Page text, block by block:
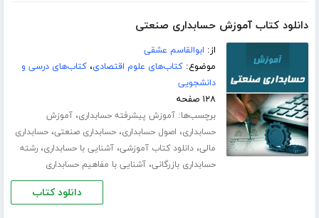
دانلود کتاب آموزش حسابداری صنعتی
از: ابوالقاسم عشقی
موضوع:کتاب‌های علوم اقتصادی،کتاب‌های درسی و
دانشجویی
۱۲۸ صفحه
برچسب‌ها:آموزش پیشرفته حسابداری،آموزش
حسابداری، اصول حسابداری،حسابداری صنعتی،حسابداری
مالی،دانلود کتاب آموزشی،آشنایی با حسابداری،رشته
حسابداری بازرگانی،آشنایی با مفاهیم حسابداری
دانلود کتاب